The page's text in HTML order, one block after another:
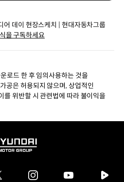
어 데이 현장스케치 | 현대자동차그룹
을 구독하세요
로드 한 후 임의사용하는 것을
공은 허용되지 않으며, 상업적인
를 위반할 시 관련법에 따라 불이익을